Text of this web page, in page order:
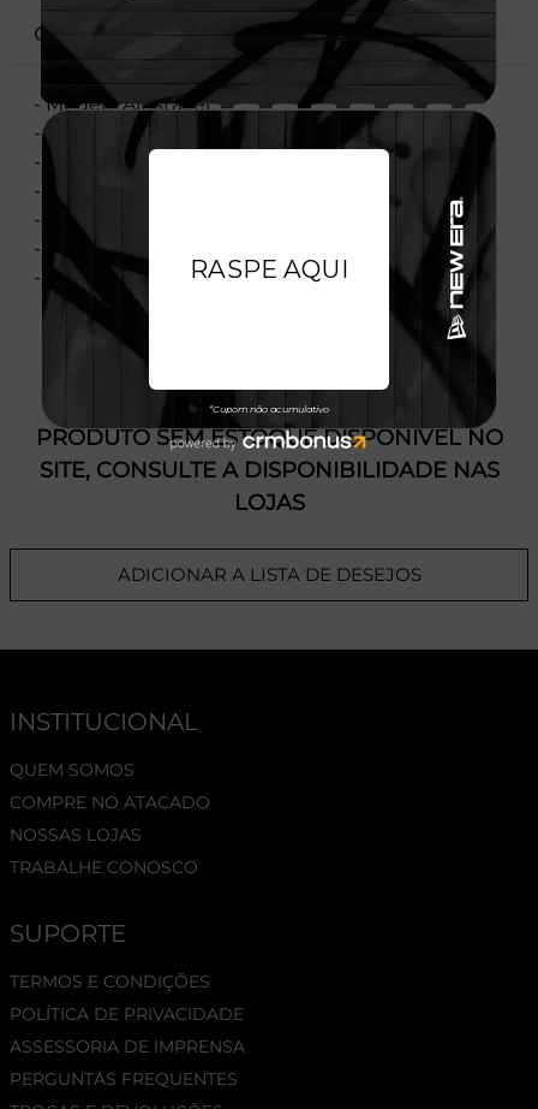
CARACTERÍSTICAS
- Modelo Ajustável
- Aba curva
- Copa frontal estruturada
- Flag bordada no lado esquerdo
- Importado
- Licença Oficial
- Composição:100% Poliéster
PRODUTO SEM ESTOQUE DÍSPONÍVEL NO
SITE, CONSULTE A DISPONIBILIDADE NAS
LOJAS
ADICIONAR A LISTA DE DESEJOS
INSTITUCIONAL
QUEM SOMOS
COMPRE NO ATACADO
NOSSAS LOJAS
TRABALHE CONOSCO
SUPORTE
TERMOS E CONDIÇÕES
POLÍTICA DE PRIVACIDADE
ASSESSORIA DE IMPRENSA
PERGUNTAS FREQUENTES